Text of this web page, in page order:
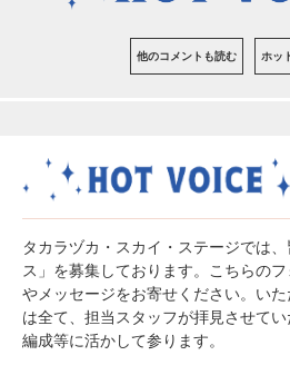
他のコメントも読む ホッ
タカラヅカ・スカイ・ステージでは
ス」を募集しております。こちらの
やメッセージをお寄せください。い
は全て、担当スタッフが拝見させて
編成等に活かして参ります。